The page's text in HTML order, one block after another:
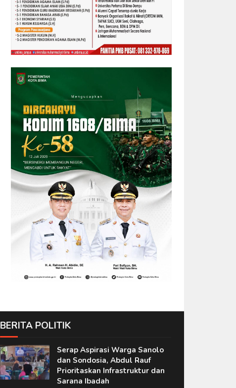
BERITA POLITIK
Serap Aspirasi Warga Sanolo
dan Sondosia, Abdul Rauf
Prioritaskan Infrastruktur dan
Sarana Ibadah